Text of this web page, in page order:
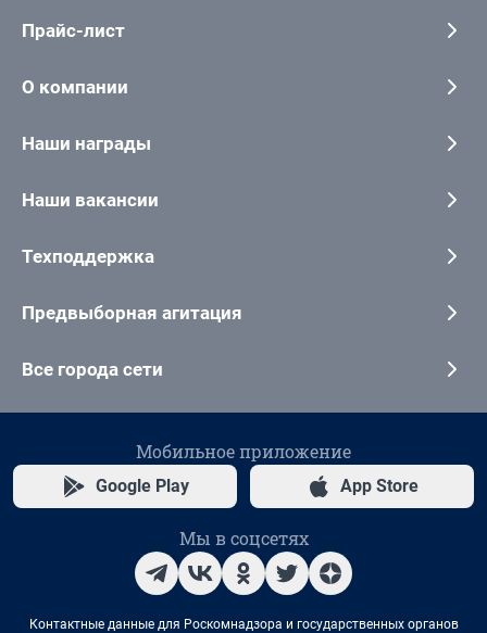
Прайс-лист
О компании
Наши награды
Наши вакансии
Техподдержка
Предвыборная агитация
Все города сети
Мобильное приложение
Google Play App Store
Мы в соцсетях
Контактные данные для Роскомнадзора и государственных органов